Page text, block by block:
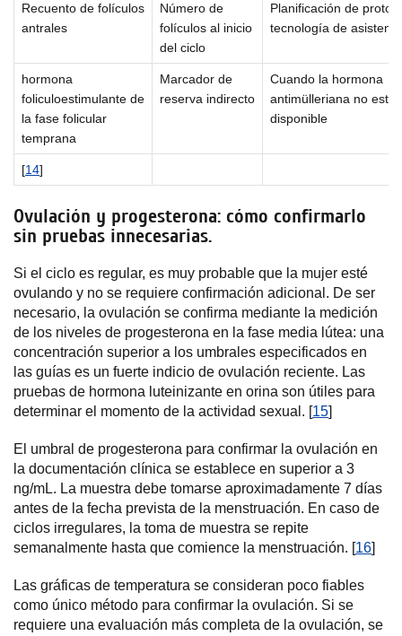
Recuento de folículos
antrales
Número de
folículos al inicio
del ciclo
Planificación de
tecnología de
hormona
foliculoestimulante de
la fase folicular
temprana
Marcador de
reserva indirecto
Cuando la hormona
antimülleriana no está
disponible
[14]
Ovulación y progesterona: cómo confirmarlo
sin pruebas innecesarias.
Si el ciclo es regular, es muy probable que la mujer esté
ovulando y no se requiere confirmación adicional. De ser
necesario, la ovulación se confirma mediante la medición
de los niveles de progesterona en la fase media lútea: una
concentración superior a los umbrales especificados en
las guías es un fuerte indicio de ovulación reciente. Las
pruebas de hormona luteinizante en orina son útiles para
determinar el momento de la actividad sexual. [15]
El umbral de progesterona para confirmar la ovulación en
la documentación clínica se establece en superior a 3
ng/mL. La muestra debe tomarse aproximadamente 7 días
antes de la fecha prevista de la menstruación. En caso de
ciclos irregulares, la toma de muestra se repite
semanalmente hasta que comience la menstruación. [16]
Las gráficas de temperatura se consideran poco fiables
como único método para confirmar la ovulación. Si se
requiere una evaluación más completa de la ovulación, se